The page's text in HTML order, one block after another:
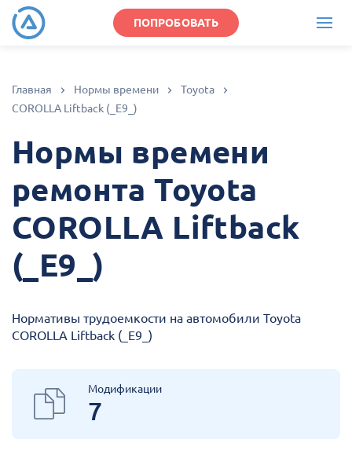
ПОПРОБОВАТЬ
Главная Нормы времени
Toyota
COROLLA Liftback (_E9_)
Нормы времени
ремонта Toyota
COROLLA Liftback
(_E9_)
Нормативы трудоемкости на автомобили Toyota
COROLLA Liftback (_E9_)
Модификации
7